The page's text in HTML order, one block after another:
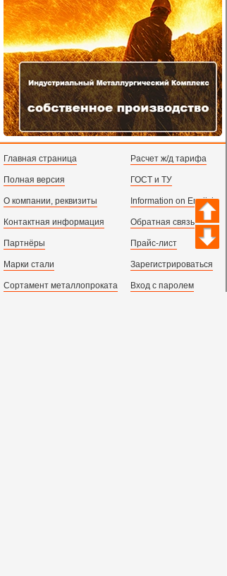
Главная страница
Полная версия
О компании, реквизиты
Контактная информация
Партнёры
Марки стали
Сортамент металлопроката
Расчет ж/д тарифа
ГОСТ и ТУ
Information on English
Обратная связь
Прайс-лист
Зарегистрироваться
Вход с паролем